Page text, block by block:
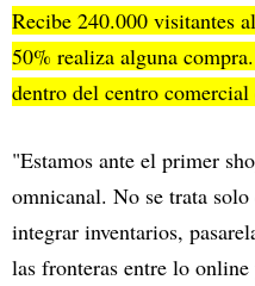
Recibe 240.000 visitantes
50% realiza alguna
dentro del centro
"Estamos ante el primer
omnicanal. No se trata
integrar inventarios,
las fronteras entre lo